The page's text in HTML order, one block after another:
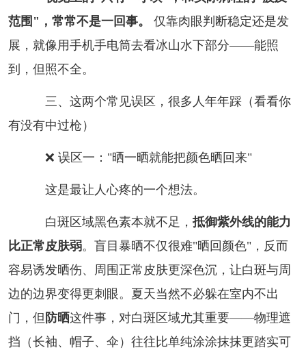
范围"，常常不是一回事。
仅靠肉眼判断稳定还是发
展，就像用手机手电筒去看冰山水下部分——能照
到，但照不全。
三、这两个常见误区，很多人年年踩（看看你
有没有中过枪）
❌ 误区一："晒一晒就能把颜色晒回来"
这是最让人心疼的一个想法。
白斑区域黑色素本就不足， 抵御紫外线的能力
比正常皮肤弱。盲目暴晒不仅很难"晒回颜色"，反而
容易诱发晒伤、周围正常皮肤更深色沉，让白斑与周
边的边界变得更刺眼。夏天当然不必躲在室内不出
门，但 防晒这件事，对白斑区域尤其重要——物理遮
挡（长袖、帽子、伞）往往比单纯涂涂抹抹更踏实可